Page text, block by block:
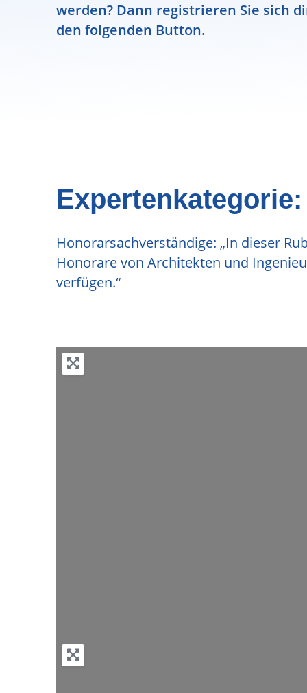
werden? Dann registrieren Sie sich
den folgenden Button.
Honorarsachverständige: „In dieser
Honorare von Architekten und
verfügen.“